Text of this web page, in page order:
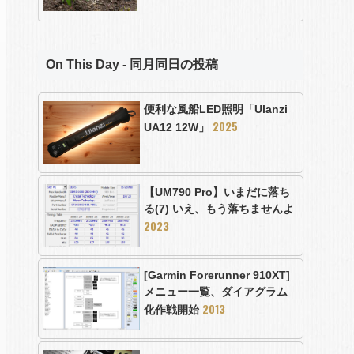
On This Day - 同月同日の投稿
便利な風船LED照明「Ulanzi
UA12 12W」 2025
【UM790 Pro】いまだに落ち
る(7) いえ、もう落ちませんよ
2023
[Garmin Forerunner 910XT]
メニュー一覧、ダイアグラム
化作戦開始 2013